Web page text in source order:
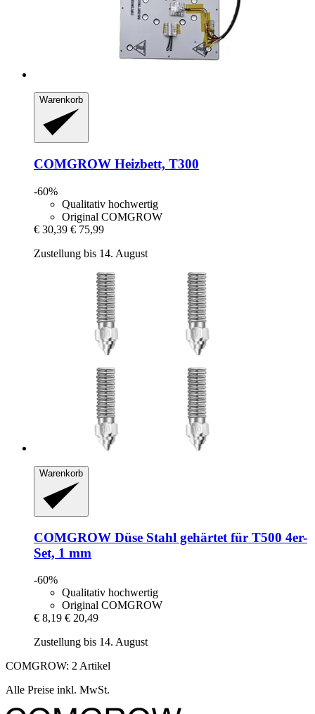
Warenkorb
COMGROW Heizbett, T300
-60%
Qualitativ hochwertig
Original COMGROW
€ 30,39 € 75,99
Zustellung bis 14. August
Warenkorb
COMGROW Düse Stahl gehärtet für T500 4er-​
Set, 1 mm
-60%
Qualitativ hochwertig
Original COMGROW
€ 8,19 € 20,49
Zustellung bis 14. August
COMGROW: 2 Artikel
Alle Preise inkl. MwSt.